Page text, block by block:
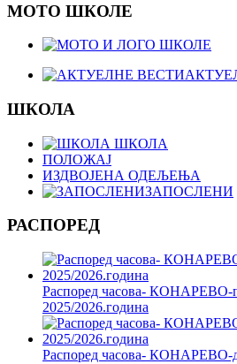
МОТО ШКОЛЕ
ШКОЛА
ШКОЛА
ПОЛОЖАЈ
ИЗДВОЈЕНА ОДЕЉЕЊА
ЗАПОСЛЕНИ
РАСПОРЕД
Распоред часова- КОНАРЕВО-
2025/2026.година
Распоред часова- КОНАРЕВО-